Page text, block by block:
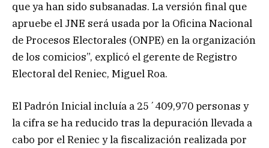
que ya han sido subsanadas. La versión final que
apruebe el JNE será usada por la Oficina Nacional
de Procesos Electorales (ONPE) en la organización
de los comicios”, explicó el gerente de Registro
Electoral del Reniec, Miguel Roa.
El Padrón Inicial incluía a 25´409,970 personas y
la cifra se ha reducido tras la depuración llevada a
cabo por el Reniec y la fiscalización realizada por